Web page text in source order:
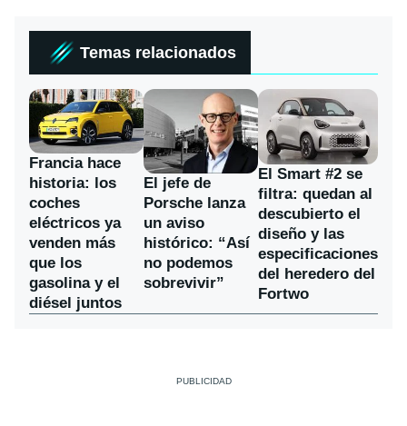
Temas relacionados
Francia hace
historia: los
coches
eléctricos ya
venden más
que los
gasolina y el
diésel juntos
El jefe de
Porsche lanza
un aviso
histórico: “Así
no podemos
sobrevivir”
El Smart #2 se
filtra: quedan al
descubierto el
diseño y las
especificaciones
del heredero del
Fortwo